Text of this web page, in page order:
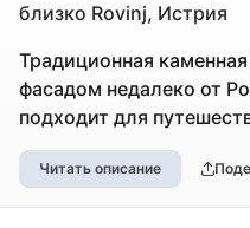
близко Rovinj, Истрия
Традиционная
фасадом недалеко от
подходит для
Читать описание